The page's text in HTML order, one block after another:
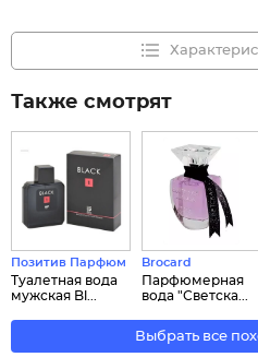
Также смотрят
Позитив Парфюм
Туалетная вода
мужская Bl...
Brocard
Парфюмерная
вода "Светска...
Выбрать все